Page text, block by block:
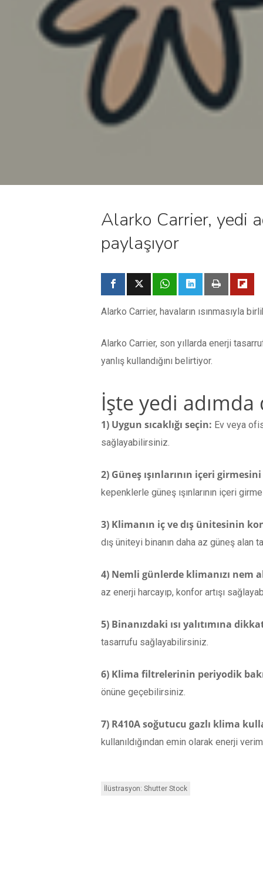
Alarko Carrier, yedi
paylaşıyor
Alarko Carrier, havaların ısınmasıyla
Alarko Carrier, son yıllarda enerji
yanlış kullandığını belirtiyor.
İşte yedi
1) Uygun sıcaklığı seçin: Ev veya
sağlayabilirsiniz.
2) Güneş ışınlarının içeri
kepenklerle güneş ışınlarının içeri
3) Klimanın iç ve dış ünitesinin
dış üniteyi binanın daha az güneş
4) Nemli günlerde klimanızı nem
az enerji harcayıp, konfor artışı
5) Binanızdaki ısı yalıtımına
tasarrufu sağlayabilirsiniz.
6) Klima filtrelerinin periyodik
önüne geçebilirsiniz.
7) R410A soğutucu gazlı klima
kullanıldığından emin olarak enerji
İlüstrasyon: Shutter Stock